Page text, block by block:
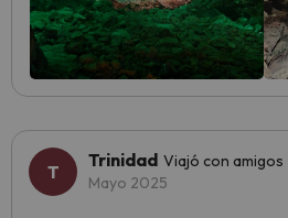
Trinidad Viajó con amigos
Mayo 2025